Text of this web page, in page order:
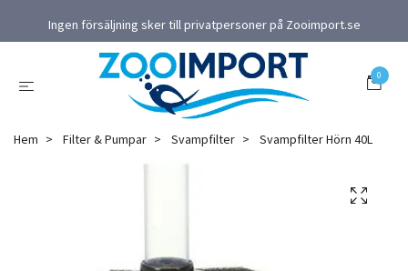
Ingen försäljning sker till privatpersoner på Zooimport.se
0
Hem Filter & Pumpar Svampfilter Svampfilter Hörn 40L